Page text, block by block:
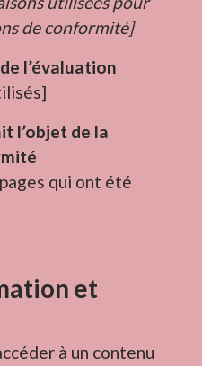
de conformité]
l’évaluation
l’objet de la
qui ont été
et
à un contenu